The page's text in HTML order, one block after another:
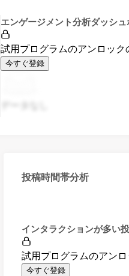
エンゲージメント分析ダッシュ
試用プログラムのアンロック
今すぐ登録
投稿時間帯分析
インタラクションが多い
試用プログラムのアンロ
今すぐ登録